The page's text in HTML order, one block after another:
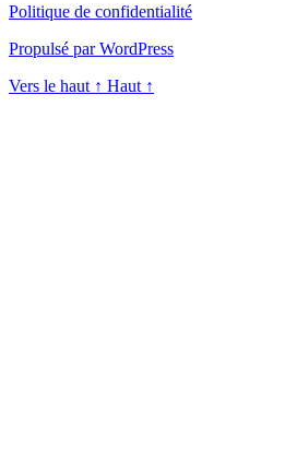
Politique de confidentialité
Propulsé par WordPress
Vers le haut ↑ Haut ↑